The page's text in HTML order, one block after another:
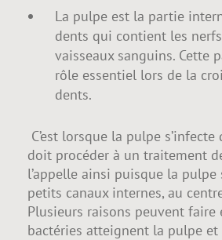
La pulpe est la partie
dents qui contient les
vaisseaux sanguins. Cette
rôle essentiel lors de la
dents.
C’est lorsque la pulpe
doit procéder à un traitement
l’appelle ainsi puisque la
petits canaux internes, au
Plusieurs raisons peuvent faire
bactéries atteignent la pulpe et